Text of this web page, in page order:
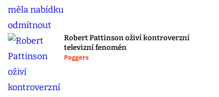
Robert Pattinson oživí kontroverzní
televizní fenomén
Poggers